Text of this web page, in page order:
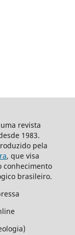
revista
1983.
pela
, que visa
conhecimento
brasileiro.